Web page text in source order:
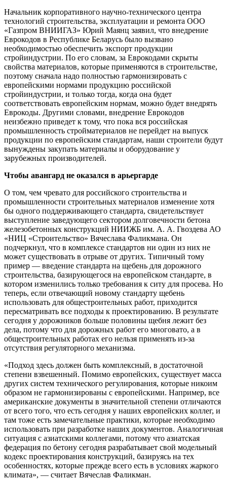
Начальник корпоративного научно-технического центра
технологий строительства, эксплуатации и ремонта ООО
«Газпром ВНИИГАЗ» Юрий Маянц заявил, что внедрение
Еврокодов в Республике Беларусь было вызвано
необходимостью обеспечить экспорт продукции
стройиндустрии. По его словам, за Еврокодами скрыты
свойства материалов, которые применяются в строительстве,
поэтому сначала надо полностью гармонизировать с
европейскими нормами продукцию российской
стройиндустрии, и только тогда, когда она будет
соответствовать европейским нормам, можно будет внедрять
Еврокоды. Другими словами, внедрение Еврокодов
неизбежно приведет к тому, что пока вся российская
промышленность стройматериалов не перейдет на выпуск
продукции по европейским стандартам, наши строители будут
вынуждены закупать материалы и оборудование у
зарубежных производителей.
Чтобы авангард не оказался в арьергарде
О том, чем чревато для российского строительства и
промышленности строительных материалов изменение хотя
бы одного поддерживающего стандарта, свидетельствует
выступление заведующего сектором долговечности бетона
железобетонных конструкций НИИЖБ им. А. А. Гвоздева АО
«НИЦ «Строительство» Вячеслава Фаликмана. Он
подчеркнул, что в комплексе стандартов ни один из них не
может существовать в отрыве от других. Типичный тому
пример — введение стандарта на щебень для дорожного
строительства, базирующегося на европейском стандарте, в
котором изменились только требования к ситу для просева. Но
теперь, если отвечающий новому стандарту щебень
использовать для общестроительных работ, приходится
пересматривать все подходы к проектированию. В результате
сегодня у дорожников больше половины щебня лежит без
дела, потому что для дорожных работ его многовато, а в
общестроительных работах его нельзя применять из-за
отсутствия регуляторного механизма.
«Подход здесь должен быть комплексный, в достаточной
степени взвешенный. Помимо европейских, существует масса
других систем технического регулирования, которые никоим
образом не гармонизированы с европейскими. Например, все
американские документы в значительной степени отличаются
от всего того, что есть сегодня у наших европейских коллег, и
там тоже есть замечательные практики, которые необходимо
использовать при разработке наших документов. Аналогичная
ситуация с азиатскими коллегами, потому что азиатская
федерация по бетону сегодня разрабатывает свой модельный
кодекс проектирования конструкций, базируясь на тех
особенностях, которые прежде всего есть в условиях жаркого
климата», — считает Вячеслав Фаликман.